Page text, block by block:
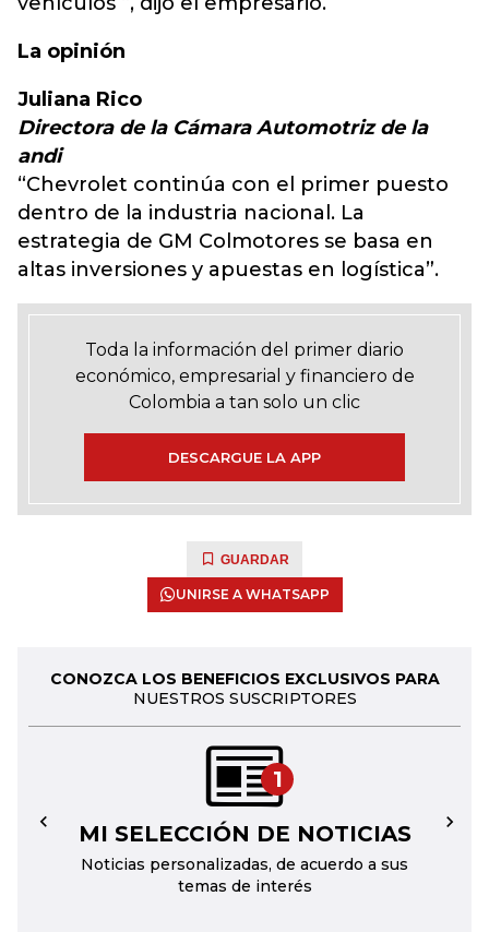
La opinión
Juliana Rico
Directora de la Cámara Automotriz de la
andi
“Chevrolet continúa con el primer puesto
dentro de la industria nacional. La
estrategia de GM Colmotores se basa en
altas inversiones y apuestas en logística”.
Toda la información del primer diario
económico, empresarial y financiero de
Colombia a tan solo un clic
DESCARGUE LA APP
GUARDAR
UNIRSE A WHATSAPP
CONOZCA LOS BENEFICIOS EXCLUSIVOS PARA
NUESTROS SUSCRIPTORES
1
MI SELECCIÓN DE NOTICIAS
Noticias personalizadas, de acuerdo a sus
temas de interés
← →